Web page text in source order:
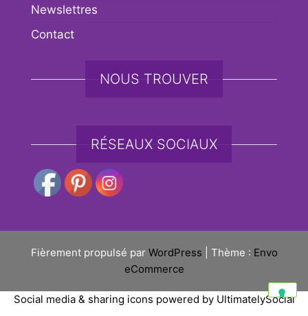
Newslettres
Contact
NOUS TROUVER
RÉSEAUX SOCIAUX
Fièrement propulsé par WordPress Thème : Envo
eCommerce
Social media & sharing icons powered by UltimatelySocial